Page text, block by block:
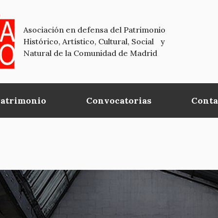
Asociación en defensa del Patrimonio
Histórico, Artístico, Cultural, Social y
Natural de la Comunidad de Madrid
Convocatorias